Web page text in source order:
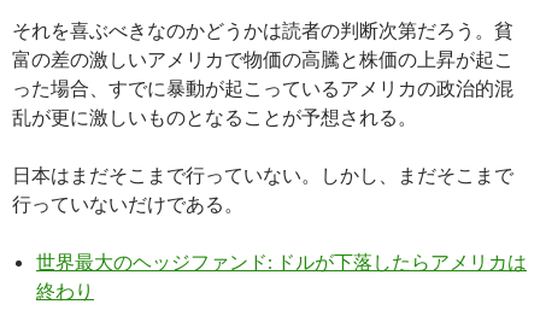
それを喜ぶべきなのかどうかは読者の判断次第だろう。貧
富の差の激しいアメリカで物価の高騰と株価の上昇が起こ
った場合、すでに暴動が起こっているアメリカの政治的混
乱が更に激しいものとなることが予想される。
日本はまだそこまで行っていない。しかし、まだそこまで
行っていないだけである。
世界最大のヘッジファンド: ドルが下落したらアメリカは
終わり